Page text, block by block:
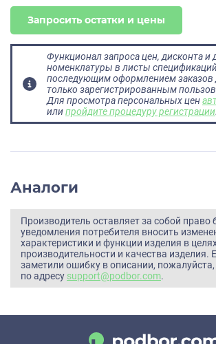
Запросить остатки и цены
Функционал запроса цен, дисконта и
номенклатуры в листы
последующим оформлением заказов
только зарегистрированным
Для просмотра персональных цен
илипройдите процедуру регистрации.
Аналоги
Производитель оставляет за собой право
уведомления потребителя вносить
характеристики и функции изделия в
производительности и качества изделия.
заметили ошибку в описании,
по адресу support@podbor.com.